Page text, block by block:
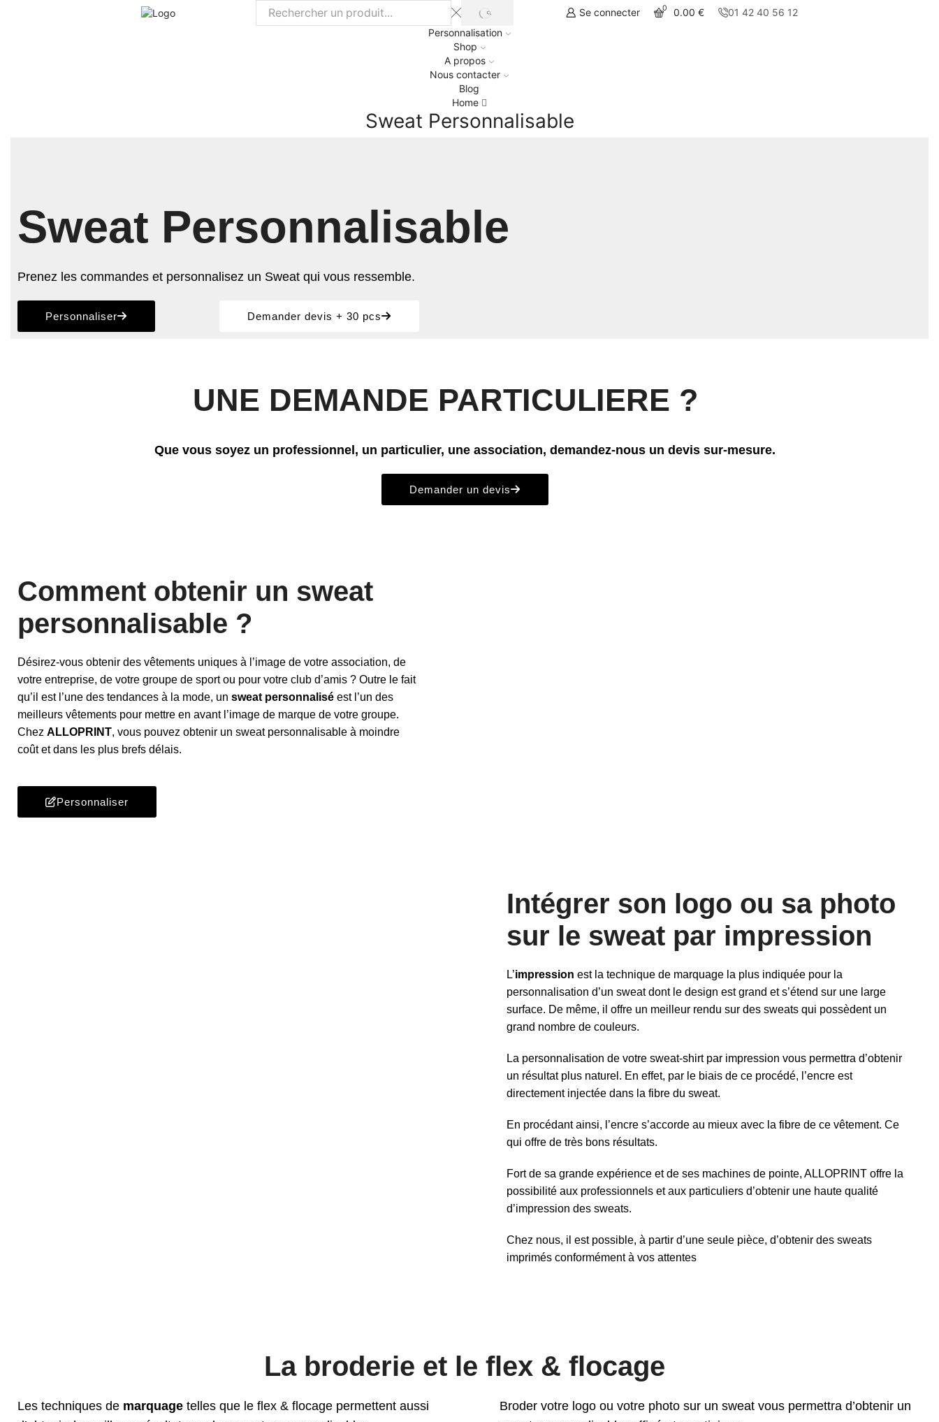
Se connecter 0 0.00 €
01 42 40 56 12
Personnalisation
Shop
A propos
Nous contacter
Blog
Home
Sweat Personnalisable
Sweat Personnalisable
Prenez les commandes et personnalisez un Sweat qui vous ressemble.
Personnaliser Demander devis + 30 pcs
UNE DEMANDE PARTICULIERE ?
Que vous soyez un professionnel, un particulier, une association, demandez-nous un devis sur-mesure.
Demander un devis
Comment obtenir un sweat
personnalisable ?
Désirez-vous obtenir des vêtements uniques à l’image de votre association, de
votre entreprise, de votre groupe de sport ou pour votre club d’amis ? Outre le fait
qu’il est l’une des tendances à la mode, un sweat personnalisé est l’un des
meilleurs vêtements pour mettre en avant l’image de marque de votre groupe.
Chez ALLOPRINT, vous pouvez obtenir un sweat personnalisable à moindre
coût et dans les plus brefs délais.
Personnaliser
Intégrer son logo ou sa photo
sur le sweat par impression
L’impression est la technique de marquage la plus indiquée pour la
personnalisation d’un sweat dont le design est grand et s’étend sur une large
surface. De même, il offre un meilleur rendu sur des sweats qui possèdent un
grand nombre de couleurs.
La personnalisation de votre sweat-shirt par impression vous permettra d’obtenir
un résultat plus naturel. En effet, par le biais de ce procédé, l’encre est
directement injectée dans la fibre du sweat.
En procédant ainsi, l’encre s’accorde au mieux avec la fibre de ce vêtement. Ce
qui offre de très bons résultats.
Fort de sa grande expérience et de ses machines de pointe, ALLOPRINT offre la
possibilité aux professionnels et aux particuliers d’obtenir une haute qualité
d’impression des sweats.
Chez nous, il est possible, à partir d’une seule pièce, d’obtenir des sweats
imprimés conformément à vos attentes
La broderie et le flex & flocage
Les techniques de marquage telles que le flex & flocage permettent aussi
Broder votre logo ou votre photo sur un sweat vous permettra d’obtenir un